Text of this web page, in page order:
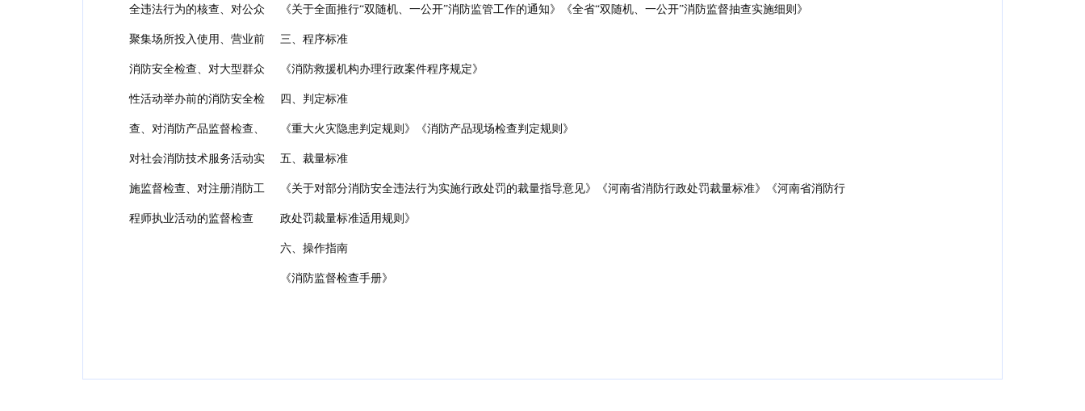
全违法行为的核查、对公众
聚集场所投入使用、营业前
消防安全检查、对大型群众
性活动举办前的消防安全检
查、对消防产品监督检查、
对社会消防技术服务活动实
施监督检查、对注册消防工
程师执业活动的监督检查
《关于全面推行“双随机、一公开”消防监管工作的通知》《全省“双随机、一公开”消防监督抽查实施细则》
三、程序标准
《消防救援机构办理行政案件程序规定》
四、判定标准
《重大火灾隐患判定规则》《消防产品现场检查判定规则》
五、裁量标准
《关于对部分消防安全违法行为实施行政处罚的裁量指导意见》《河南省消防行政处罚裁量标准》《河南省消防行
政处罚裁量标准适用规则》
六、操作指南
《消防监督检查手册》